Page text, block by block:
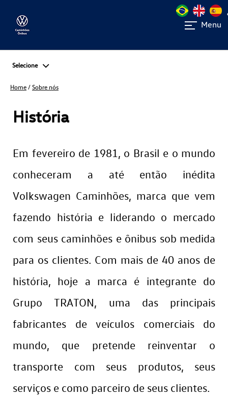
Menu
Selecione
Home / Sobre nós
História
Em fevereiro de 1981, o Brasil e o mundo
conheceram a até então inédita
Volkswagen Caminhões, marca que vem
fazendo história e liderando o mercado
com seus caminhões e ônibus sob medida
para os clientes. Com mais de 40 anos de
história, hoje a marca é integrante do
Grupo TRATON, uma das principais
fabricantes de veículos comerciais do
mundo, que pretende reinventar o
transporte com seus produtos, seus
serviços e como parceiro de seus clientes.